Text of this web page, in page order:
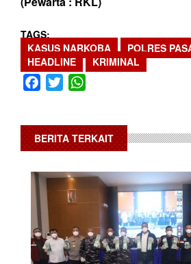
TAGS
KASUS NARKOBA
POLRES
HEADLINE
KRIMINAL
Facebook
Twitter
BERITA TERKAIT